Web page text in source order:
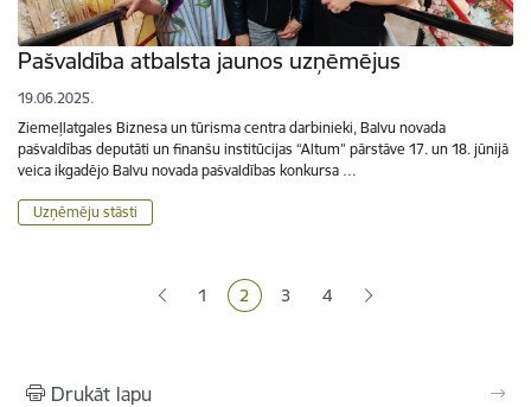
Pašvaldība atbalsta jaunos uzņēmējus
19.06.2025.
Ziemeļlatgales Biznesa un tūrisma centra darbinieki, Balvu novada
pašvaldības deputāti un finanšu institūcijas “Altum” pārstāve 17. un 18. jūnijā
veica ikgadējo Balvu novada pašvaldības konkursa …
Uzņēmēju stāsti
Lapa
1 Pašreizējā lapa
2 Lapa
3 Lapa
4
Drukāt lapu